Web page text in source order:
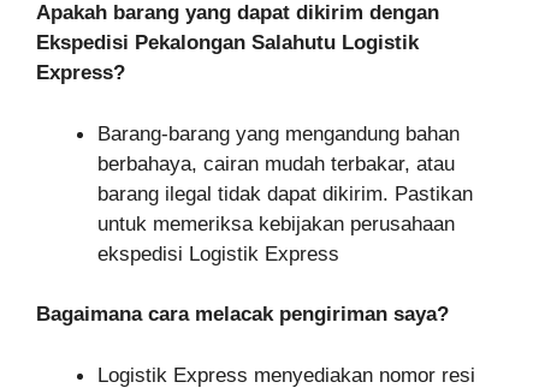
Apakah barang yang dapat dikirim dengan
Ekspedisi Pekalongan Salahutu Logistik
Express?
Barang-barang yang mengandung bahan
berbahaya, cairan mudah terbakar, atau
barang ilegal tidak dapat dikirim. Pastikan
untuk memeriksa kebijakan perusahaan
ekspedisi Logistik Express
Bagaimana cara melacak pengiriman saya?
Logistik Express menyediakan nomor resi